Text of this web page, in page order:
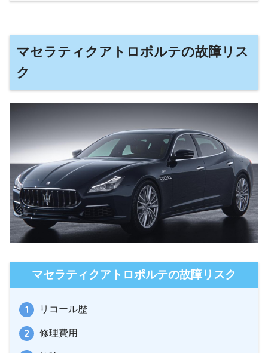
マセラティクアトロポルテの故障リス
ク
マセラティクアトロポルテの故障リスク
リコール歴
修理費用